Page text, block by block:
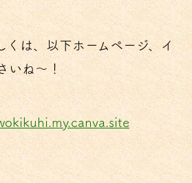
くは、以下ホームページ、イ
いね〜！